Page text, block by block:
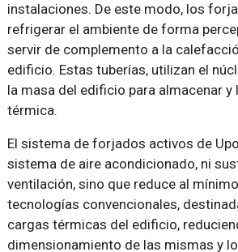
instalaciones. De este modo, los
refrigerar el ambiente de forma
servir de complemento a la
edificio. Estas tuberías, utilizan el
la masa del edificio para almacenar y
térmica.
El sistema de forjados activos de
sistema de aire acondicionado, ni
ventilación, sino que reduce al
tecnologías convencionales,
cargas térmicas del edificio,
dimensionamiento de las mismas y